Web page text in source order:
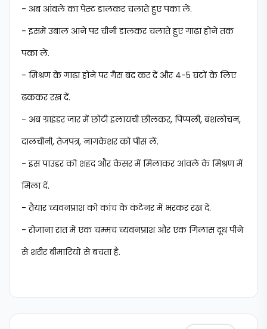
- अब आंवले का पेस्ट डालकर चलाते हुए पका लें.
- इसमें उबाल आने पर चीनी डालकर चलाते हुए गाढ़ा होने तक
पका लें.
- मिश्रण के गाढ़ा होने पर गैस बंद कर दें और 4-5 घंटों के लिए
ढककर रख दें.
- अब ग्राइंडर जार में छोटी इलायची छीलकर, पिप्पली, बंशलोचन,
दालचीनी, तेजपत्र, नागकेशर को पीस लें.
- इस पाउडर को शहद और केसर में मिलाकर आंवले के मिश्रण में
मिला दें.
- तैयार च्यवनप्राश को कांच के कंटेनर में भरकर रख दें.
- रोजाना रात में एक चम्मच च्यवनप्राश और एक गिलास दूध पीने
से शरीर बीमारियों से बचता है.